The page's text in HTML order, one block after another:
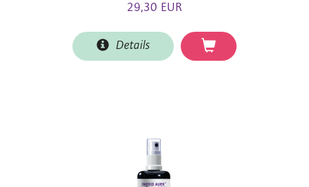
29,30 EUR
Details